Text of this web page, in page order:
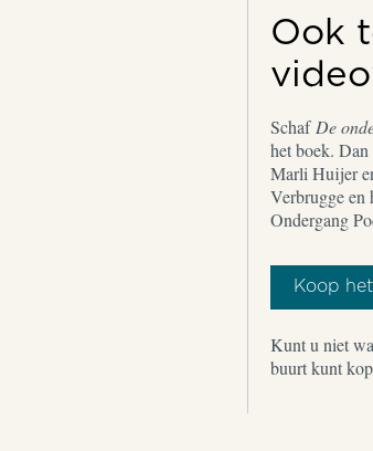
Ook
Schaf De
het boek.
Marli Huijer
Verbrugge en
Ondergang
Koop
Kunt u niet
buurt kunt